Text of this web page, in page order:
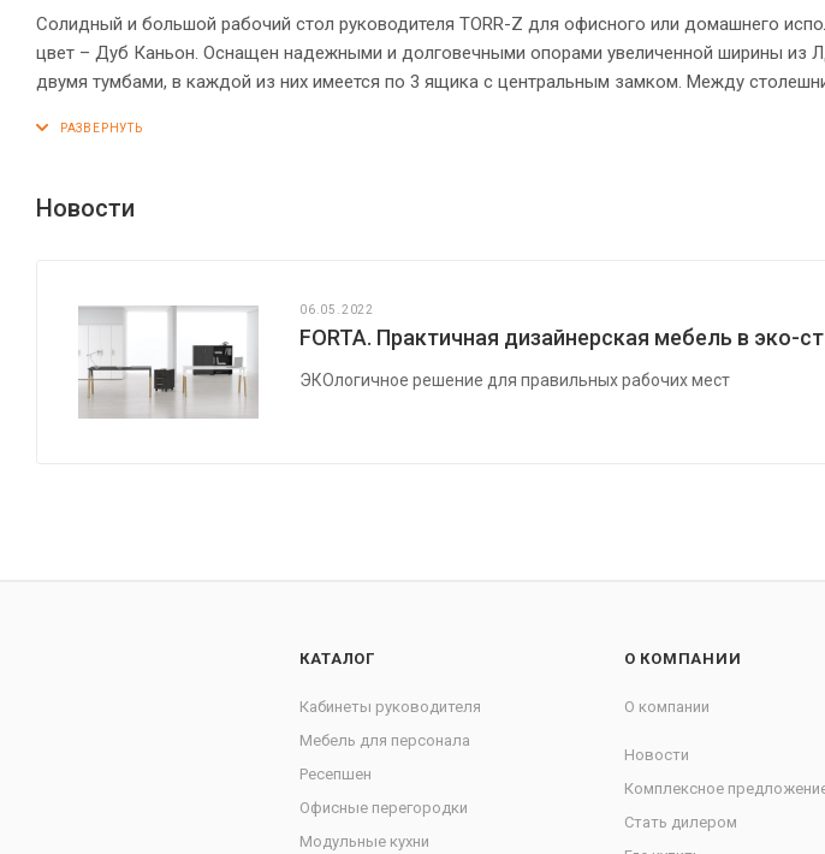
Солидный и большой рабочий стол руководителя TORR-Z для офисного или домашнего
цвет – Дуб Каньон. Оснащен надежными и долговечными опорами увеличенной ширины из ЛДСП 38 мм. По бокам стол оснащен
двумя тумбами, в каждой из них имеется по 3 ящика с центральным замком. Между
поверхности элементов стола надежно защищены кромкой ПВХ 2 мм. Конструкция стола
Новости
06.05.2022
FORTA. Практичная дизайнерская мебель в эко-
ЭКОлогичное решение для правильных рабочих мест
КАТАЛОГ
Кабинеты руководителя
Мебель для персонала
Ресепшен
Офисные перегородки
Модульные кухни
О КОМПАНИИ
О компании
Новости
Комплексное
Стать дилером